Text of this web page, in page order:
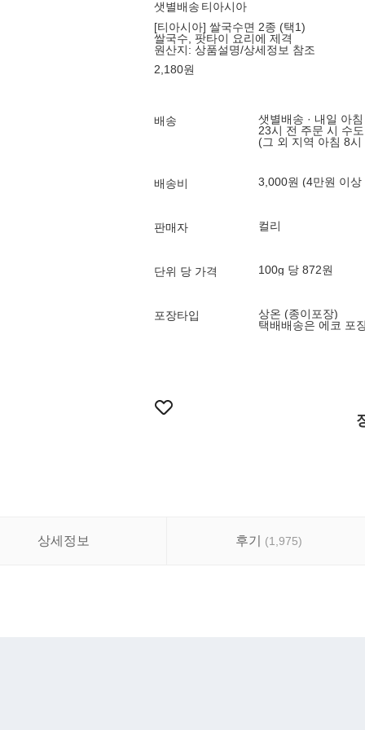
샛별배송 티아시아
[티아시아] 쌀국수면 2종 (택1)
쌀국수, 팟타이 요리에 제격
원산지: 상품설명/상세정보 참조
2,180원
배송
샛별배송 · 내일 아침
23시 전 주문 시 수
(그 외 지역 아침 8시
배송비 3,000원 (4만원 이상
판매자 컬리
단위 당 가격 100g 당 872원
포장타입
상온 (종이포장)
택배배송은 에코 포
상세정보 후기 (1,975)